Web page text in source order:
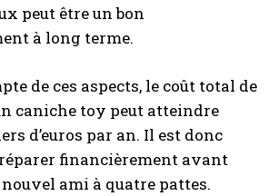
peut être un bon
à long terme.
de ces aspects, le coût total de
caniche toy peut atteindre
d’euros par an. Il est donc
financièrement avant
ami à quatre pattes.